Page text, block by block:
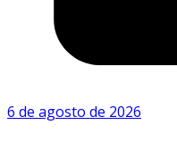
6 de agosto de 2026